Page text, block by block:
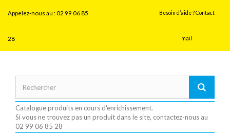
Besoin d’aide ? Contact
mail
Appelez-nous au :02 99 06 85
28
Catalogue produits en cours d'enrichissement.
Si vous ne trouvez pas un produit dans le site, contactez-nous au
02 99 06 85 28